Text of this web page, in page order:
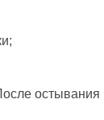
остывания